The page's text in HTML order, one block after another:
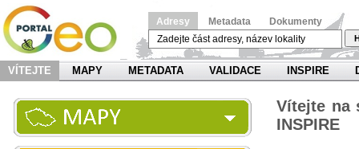
Adresy Metadata Dokumenty
VÍTEJTE MAPY METADATA VALIDACE INSPIRE
Vítejte na
INSPIRE